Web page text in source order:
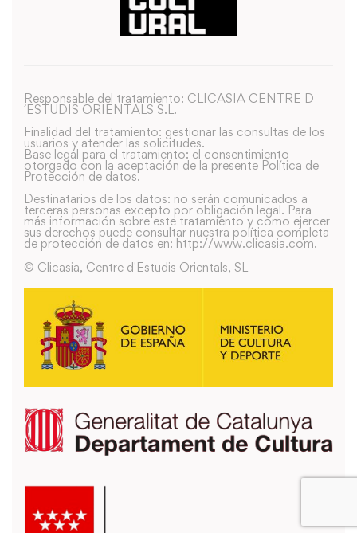
Responsable del tratamiento: CLICASIA CENTRE D
´ESTUDIS ORIENTALS S.L.
Finalidad del tratamiento: gestionar las consultas de los
usuarios y atender las solicitudes.
Base legal para el tratamiento: el consentimiento
otorgado con la aceptación de la presente Política de
Protección de datos.
Destinatarios de los datos: no serán comunicados a
terceras personas excepto por obligación legal. Para
más información sobre este tratamiento y como ejercer
sus derechos puede consultar nuestra política completa
de protección de datos en: http://www.clicasia.com.
© Clicasia, Centre d'Estudis Orientals, SL